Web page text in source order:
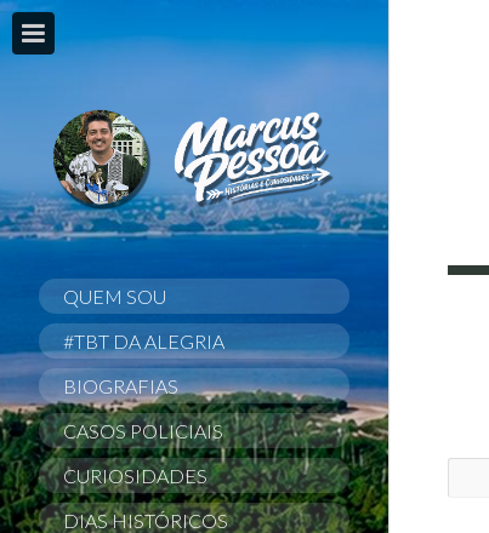
QUEM SOU
#TBT DA ALEGRIA
BIOGRAFIAS
CASOS POLICIAIS
CURIOSIDADES
DIAS HISTÓRICOS